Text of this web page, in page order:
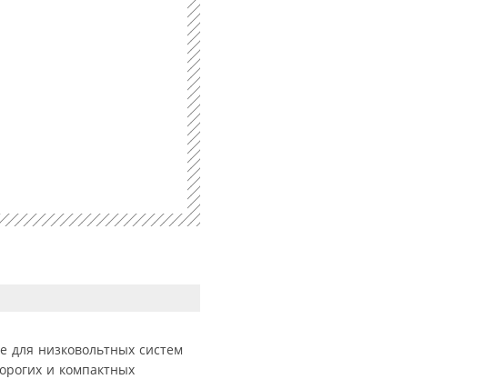
низковольтных систем
и компактных